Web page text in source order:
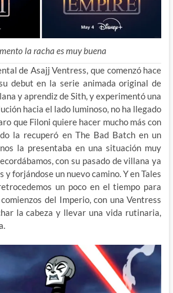
la racha es muy buena
de Asajj Ventress, que comenzó hace
debut en la serie animada original de
y aprendiz de Sith, y experimentó una
hacia el lado luminoso, no ha llegado
que Filoni quiere hacer mucho más con
la recuperó en The Bad Batch en un
la presentaba en una situación muy
con su pasado de villana ya
forjándose un nuevo camino. Y en Tales
un poco en el tiempo para
del Imperio, con una Ventress
la cabeza y llevar una vida rutinaria,